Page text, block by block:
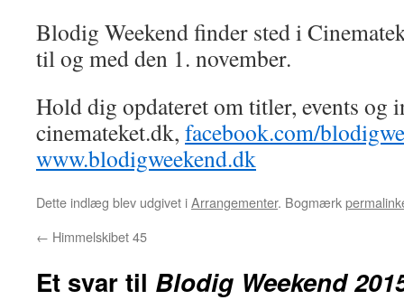
Blodig Weekend finder sted i
til og med den 1. november.
Hold dig opdateret om titler, events og
cinemateket.dk, facebook.com/
www.blodigweekend.dk
Dette indlæg blev udgivet iArrangementer. Bogmærk
← Himmelskibet 45
Et svar til Blodig Weekend